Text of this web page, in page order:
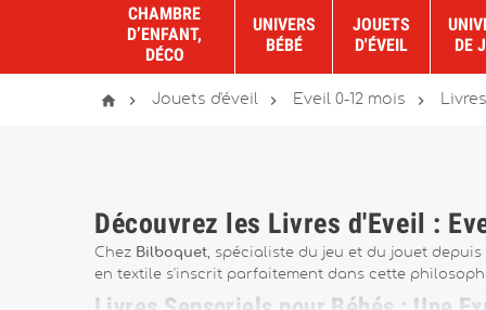
CHAMBRE
D’ENFANT,
DÉCO
UNIVERS
BÉBÉ
JOUETS
D'ÉVEIL
DE
  Jouets d'éveil  Eveil 0-12 mois 
Découvrez les Livres d'Éveil :
Chez Bilboquet, spécialiste du jeu et du jouet depuis
en textile s'inscrit parfaitement dans cette